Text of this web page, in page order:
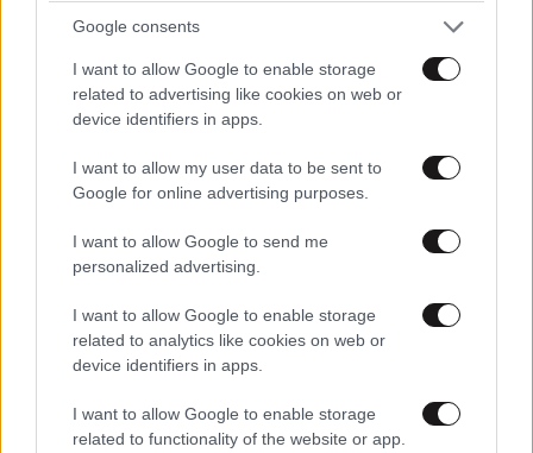
Google consents
I want to allow Google to enable storage
related to advertising like cookies on web or
device identifiers in apps.
I want to allow my user data to be sent to
Google for online advertising purposes.
I want to allow Google to send me
personalized advertising.
I want to allow Google to enable storage
related to analytics like cookies on web or
device identifiers in apps.
I want to allow Google to enable storage
related to functionality of the website or app.
ΠΌΛΕΜΟΣ ΗΠΑ–ΙΡΆΝ